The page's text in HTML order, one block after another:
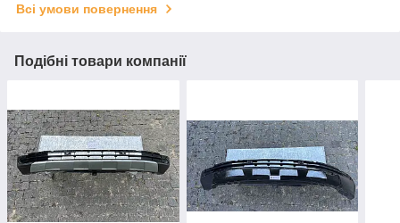
Всі умови повернення
Подібні товари компанії